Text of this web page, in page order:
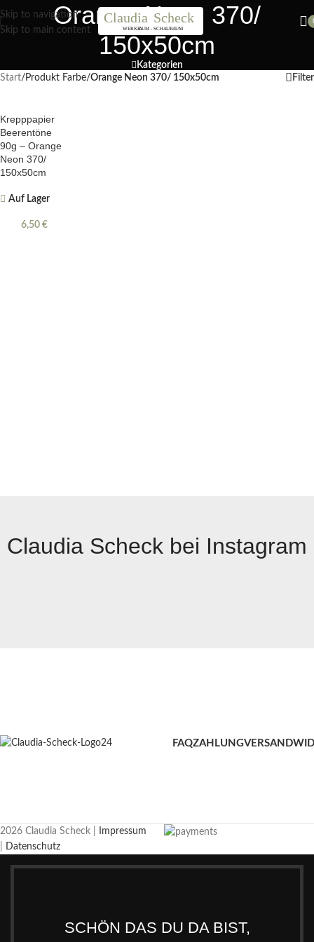
Skip to navigation
Skip to main content
Nächster Workshop Papierblumen, Sonntag 19. Juli / 11 Uhr
Orange Neon 370/
150x50cm
Kategorien
Start/ Produkt Farbe/Orange Neon 370/ 150x50cm Filter
Krepppapier
Beerentöne
90g – Orange
Neon 370/
150x50cm
Auf Lager
6,50 €
Claudia Scheck bei Instagram
FAQZAHLUNGVERSAND
2026 Claudia Scheck |
Impressum
Datenschutz
SCHÖN DAS DU DA BIST,